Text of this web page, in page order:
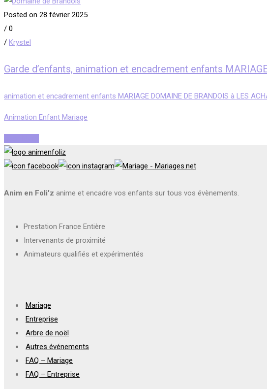
Posted on 28 février 2025
/ 0
/ Krystel
Garde d’enfants, animation et encadrement enfants
animation et encadrement enfants MARIAGE DOMAINE DE BRANDOIS à LES
Animation Enfant Mariage
Anim en Foli'z anime et encadre vos enfants sur tous vos évènements.
Prestation France Entière
Intervenants de proximité
Animateurs qualifiés et expérimentés
Mariage
Entreprise
Arbre de noël
Autres événements
FAQ – Mariage
FAQ – Entreprise